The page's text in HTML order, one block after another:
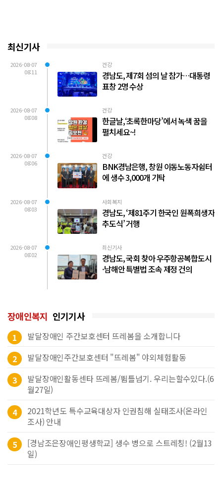
최신기사
2026-08-07
08:11
건강
경남도, 제7회 섬의 날 참가…대통령
표창 2명 수상
2026-08-07
08:08
건강
한글날,‘초록한마당’에서 녹색 꿈을
펼치세요~!
2026-08-07
08:06
건강
BNK경남은행, 창원 이동노동자쉼터
에 생수 3,000개 기탁
2026-08-07
08:03
사회복지
경남도, ‘제81주기 한국인 원폭희생자
추도식’ 거행
2026-08-07
08:02
최신기사
경남도, 국회 찾아 우주항공복합도시
·남해안 특별법 조속 제정 건의
장애인복지 인기기사
1
발달장애인 주간보호센터 뜨레봄을 소개합니다
2
발달장애인주간보호센터 "뜨레봄" 야외체험활동
3
발달장애인활동센타 뜨레봄/뜀틀넘기. 우리는할수있다.(6
월27일)
4
2021학년도 특수교육대상자 인권침해 실태조사(온라인
조사) 안내
5
[경남조은장애인평생학교] 생수 병으로 스트레칭! (2월13
일)